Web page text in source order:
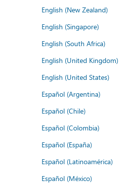
English (New Zealand)
English (Singapore)
English (South Africa)
English (United Kingdom)
English (United States)
Español (Argentina)
Español (Chile)
Español (Colombia)
Español (España)
Español (Latinoamérica)
Español (México)